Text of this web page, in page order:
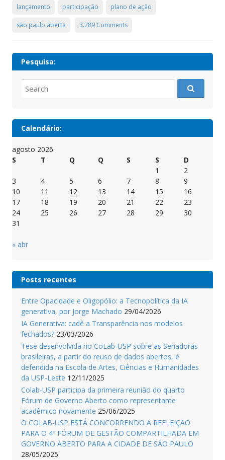
lançamento participação plano de ação
são paulo aberta 3.289 Comments
Pesquisa:
for:
Calendário:
agosto 2026
S
T Q Q S S
D
1
2
3
4 5 6 7 8
9
10
11 12 13 14 15
16
17
18 19 20 21 22
23
24
25 26 27 28 29
30
31
« abr
Posts recentes
Entre Opacidade e Oligopólio: a Tecnopolítica da IA
generativa, por Jorge Machado 29/04/2026
IA Generativa: cadê a Transparência nos modelos
fechados? 23/03/2026
Tese desenvolvida no CoLab-USP sobre as Senadoras
brasileiras, a partir do reuso de dados abertos, é
defendida na Escola de Artes, Ciências e Humanidades
da USP-Leste 12/11/2025
Colab-USP participa da primeira reunião do quarto
Fórum de Governo Aberto como representante
acadêmico novamente 25/06/2025
O COLAB-USP ESTÁ CONCORRENDO A REELEIÇÃO
PARA O 4º FÓRUM DE GESTÃO COMPARTILHADA EM
GOVERNO ABERTO PARA A CIDADE DE SÃO PAULO
28/05/2025